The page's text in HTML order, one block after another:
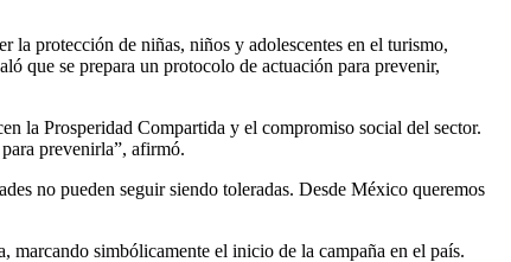
la protección de niñas, niños y adolescentes en el turismo,
que se prepara un protocolo de actuación para prevenir,
la Prosperidad Compartida y el compromiso social del sector.
prevenirla”, afirmó.
no pueden seguir siendo toleradas. Desde México queremos
marcando simbólicamente el inicio de la campaña en el país.